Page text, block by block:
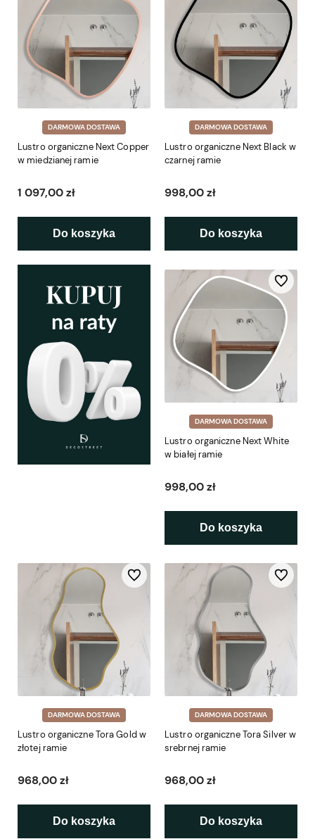
DARMOWA DOSTAWA
Lustro organiczne Next Copper
w miedzianej ramie
1 097,00 zł
Do koszyka
DARMOWA DOSTAWA
Lustro organiczne Next Black w
czarnej ramie
998,00 zł
Do koszyka
DARMOWA DOSTAWA
Lustro organiczne Next White
w białej ramie
998,00 zł
Do koszyka
Do
DARMOWA DOSTAWA
Lustro organiczne Tora Gold w
złotej ramie
968,00 zł
Do koszyka
Do ulubionych
DARMOWA DOSTAWA
Lustro organiczne Tora Silver w
srebrnej ramie
968,00 zł
Do koszyka
Do